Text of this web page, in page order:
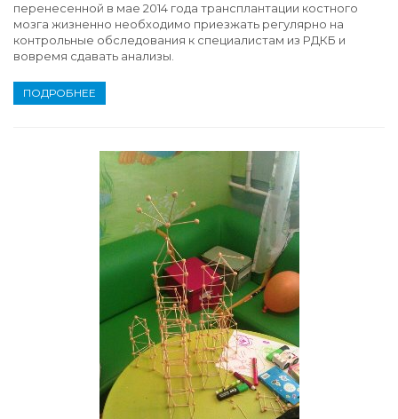
перенесенной в мае 2014 года трансплантации костного
мозга жизненно необходимо приезжать регулярно на
контрольные обследования к специалистам из РДКБ и
вовремя сдавать анализы.
ПОДРОБНЕЕ